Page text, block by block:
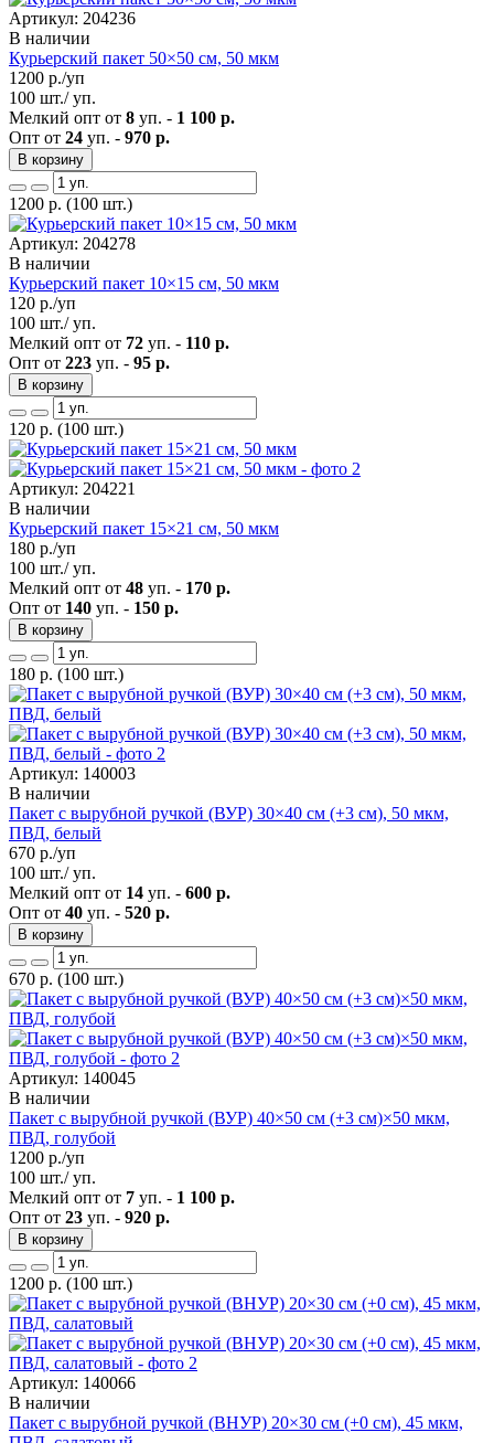
Артикул: 204236
В наличии
Курьерский пакет 50×50 см, 50 мкм
1200 р./уп
100 шт./ уп.
Мелкий опт от 8 уп. - 1 100 р.
Опт от 24 уп. - 970 р.
В корзину
1200 р. (100 шт.)
Артикул: 204278
В наличии
Курьерский пакет 10×15 см, 50 мкм
120 р./уп
100 шт./ уп.
Мелкий опт от 72 уп. - 110 р.
Опт от 223 уп. - 95 р.
В корзину
120 р. (100 шт.)
Артикул: 204221
В наличии
Курьерский пакет 15×21 см, 50 мкм
180 р./уп
100 шт./ уп.
Мелкий опт от 48 уп. - 170 р.
Опт от 140 уп. - 150 р.
В корзину
180 р. (100 шт.)
Артикул: 140003
В наличии
Пакет с вырубной ручкой (ВУР) 30×40 см (+3 см), 50 мкм,
ПВД, белый
670 р./уп
100 шт./ уп.
Мелкий опт от 14 уп. - 600 р.
Опт от 40 уп. - 520 р.
В корзину
670 р. (100 шт.)
Артикул: 140045
В наличии
Пакет с вырубной ручкой (ВУР) 40×50 см (+3 см)×50 мкм,
ПВД, голубой
1200 р./уп
100 шт./ уп.
Мелкий опт от 7 уп. - 1 100 р.
Опт от 23 уп. - 920 р.
В корзину
1200 р. (100 шт.)
Артикул: 140066
В наличии
Пакет с вырубной ручкой (ВНУР) 20×30 см (+0 см), 45 мкм,